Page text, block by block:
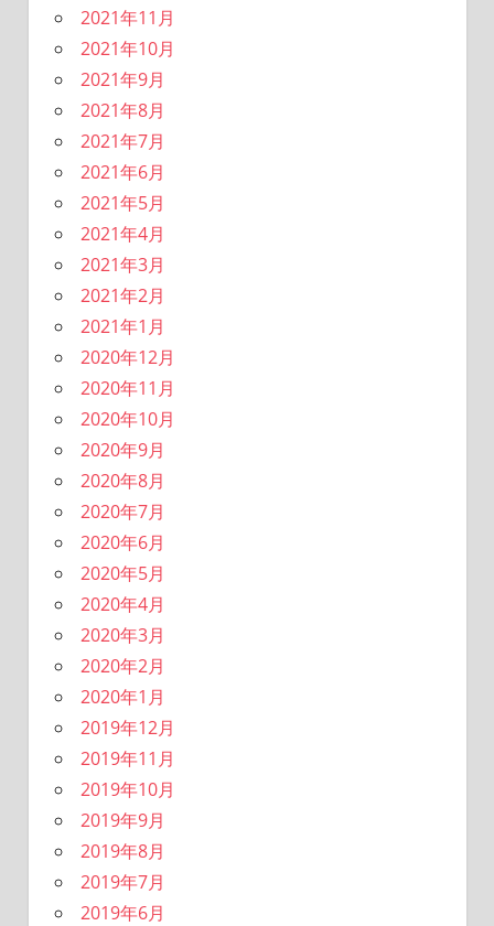
2021年11月
2021年10月
2021年9月
2021年8月
2021年7月
2021年6月
2021年5月
2021年4月
2021年3月
2021年2月
2021年1月
2020年12月
2020年11月
2020年10月
2020年9月
2020年8月
2020年7月
2020年6月
2020年5月
2020年4月
2020年3月
2020年2月
2020年1月
2019年12月
2019年11月
2019年10月
2019年9月
2019年8月
2019年7月
2019年6月